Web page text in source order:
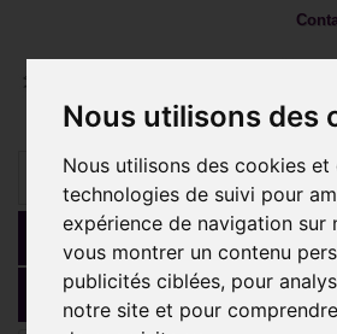
Nous utilisons des
Nous utilisons des cookies et
technologies de suivi pour
expérience de navigation sur
vous montrer un contenu
publicités ciblées, pour
notre site et pour
Panier (vide)
MENU